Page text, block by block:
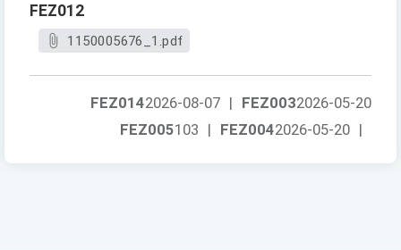
FEZ012
1150005676_1.pdf
FEZ0032026-05-20
FEZ0142026-08-07 |
FEZ0042026-05-20 |
FEZ005103 |